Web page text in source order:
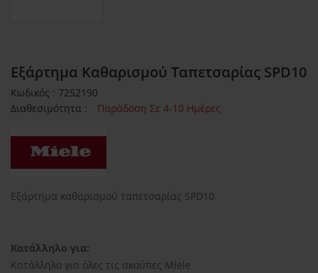
Εξάρτημα Καθαρισμού Ταπετσαρίας SPD10
Κωδικός : 7252190
Διαθεσιμότητα :
Παράδοση Σε 4-10 Ημέρες
Εξάρτημα καθαρισμού ταπετσαρίας SPD10
Κατάλληλο για:
Κατάλληλο για όλες τις σκούπες Miele